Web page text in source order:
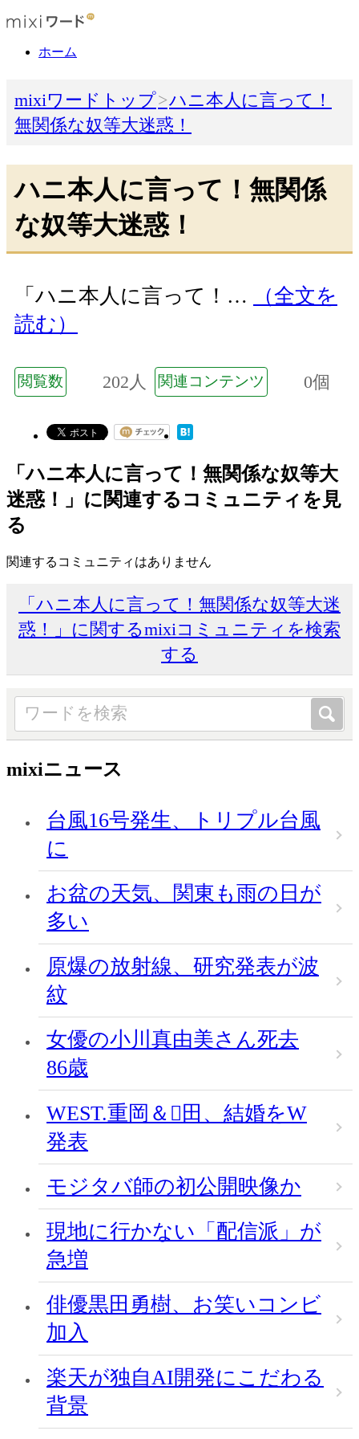
ホーム
mixiワードトップ
ハニ本人に言って！
無関係な奴等大迷惑！
ハニ本人に言って！無関係
な奴等大迷惑！
「ハニ本人に言って！…
（全文を
読む）
閲覧数 202人 関連コンテンツ 0個
「ハニ本人に言って！無関係な奴等大
迷惑！」に関連するコミュニティを見
る
関連するコミュニティはありません
「ハニ本人に言って！無関係な奴等大迷
惑！」に関するmixiコミュニティを検索
する
mixiニュース
台風16号発生、トリプル台風
に
お盆の天気、関東も雨の日が
多い
原爆の放射線、研究発表が波
紋
女優の小川真由美さん死去
86歳
WEST.重岡＆田、結婚をW
発表
モジタバ師の初公開映像か
現地に行かない「配信派」が
急増
俳優黒田勇樹、お笑いコンビ
加入
楽天が独自AI開発にこだわる
背景